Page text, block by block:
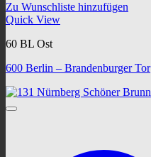
Zu Wunschliste hinzufügen
Quick View
60 BL Ost
600 Berlin – Brandenburger Tor